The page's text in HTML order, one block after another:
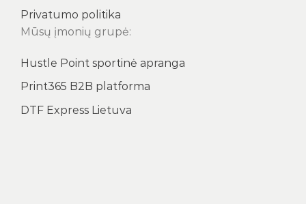
Privatumo politika
Mūsų įmonių grupė:
Hustle Point sportinė apranga
Print365 B2B platforma
DTF Express Lietuva